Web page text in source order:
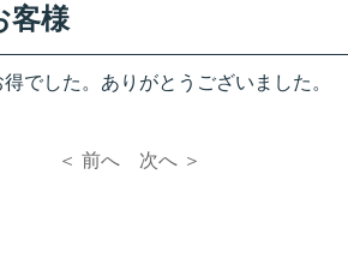
客様
でした。ありがとうございました。
＜ 前へ 次へ ＞